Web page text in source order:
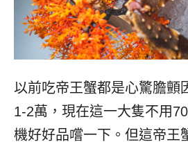
以前吃帝王蟹都是心驚膽顫
1-2萬，現在這一大隻不用
機好好品嚐一下。但這帝王